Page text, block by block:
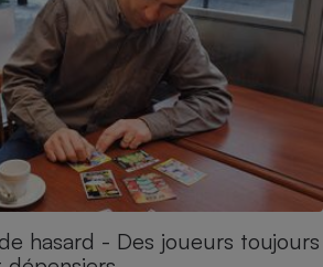
hasard - Des joueurs toujours